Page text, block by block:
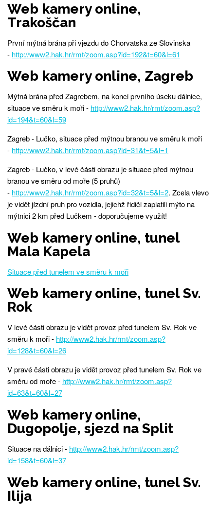
Web kamery online,
Trakoščan
První mýtná brána při vjezdu do Chorvatska ze Slovinska
- http://www2.hak.hr/rmt/zoom.asp?id=192&t=60&l=61
Web kamery online, Zagreb
Mýtná brána před Zagrebem, na konci prvního úseku dálnice,
situace ve směru k moři - http://www2.hak.hr/rmt/zoom.asp?
id=194&t=60&l=59
Zagreb - Lučko, situace před mýtnou branou ve směru k moři
- http://www2.hak.hr/rmt/zoom.asp?id=31&t=5&l=1
Zagreb - Lučko, v levé části obrazu je situace před mýtnou
branou ve směru od moře (5 pruhů)
- http://www2.hak.hr/rmt/zoom.asp?id=32&t=5&l=2. Zcela vlevo
je vidět jízdní pruh pro vozidla, jejichž řidiči zaplatili mýto na
mýtnici 2 km před Lučkem - doporučujeme využít!
Web kamery online, tunel
Mala Kapela
Situace před tunelem ve směru k moři
Web kamery online, tunel Sv.
Rok
V levé části obrazu je vidět provoz před tunelem Sv. Rok ve
směru k moři - http://www2.hak.hr/rmt/zoom.asp?
id=128&t=60&l=26
V pravé části obrazu je vidět provoz před tunelem Sv. Rok ve
směru od moře - http://www2.hak.hr/rmt/zoom.asp?
id=63&t=60&l=27
Web kamery online,
Dugopolje, sjezd na Split
Situace na dálnici - http://www2.hak.hr/rmt/zoom.asp?
id=158&t=60&l=37
Web kamery online, tunel Sv.
Ilija